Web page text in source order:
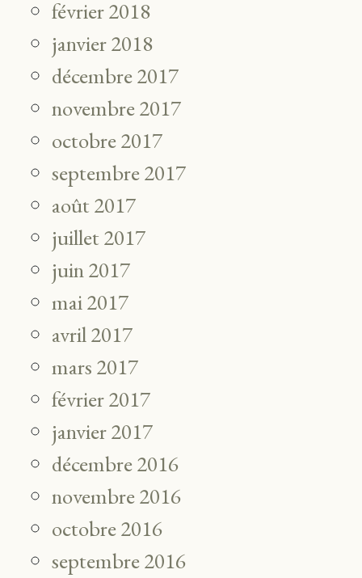
février 2018
janvier 2018
décembre 2017
novembre 2017
octobre 2017
septembre 2017
août 2017
juillet 2017
juin 2017
mai 2017
avril 2017
mars 2017
février 2017
janvier 2017
décembre 2016
novembre 2016
octobre 2016
septembre 2016